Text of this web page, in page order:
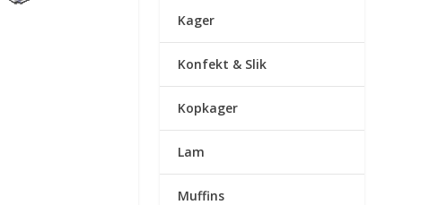
Kager
Konfekt & Slik
Kopkager
Lam
Muffins